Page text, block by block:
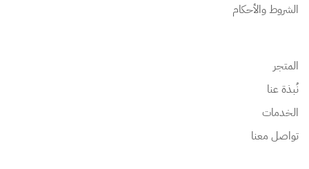
الشروط والأحكام
المتجر
نُبذة عنا
الخدمات
تواصل معنا